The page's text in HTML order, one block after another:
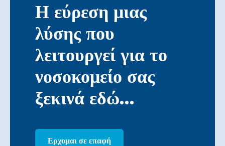
Η εύρεση μιας
λύσης που
λειτουργεί για το
νοσοκομείο σας
ξεκινά εδώ…
Ερχομαι σε επαφή